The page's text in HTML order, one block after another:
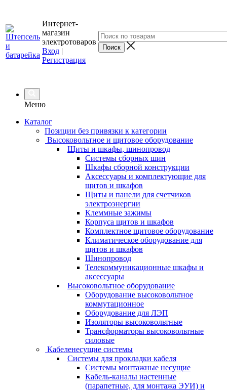
Интернет-
магазин
электротоваров
Вход |
Регистрация
Меню
Каталог
Позиции без привязки к категории
Высоковольтное и щитовое оборудование
Щиты и шкафы, шинопровод
Системы сборных шин
Шкафы сборной конструкции
Аксессуары и комплектующие для
щитов и шкафов
Щиты и панели для счетчиков
электроэнергии
Клеммные зажимы
Корпуса щитов и шкафов
Комплектное щитовое оборудование
Климатическое оборудование для
щитов и шкафов
Шинопровод
Телекоммуникационные шкафы и
аксессуары
Высоковольтное оборудование
Оборудование высоковольтное
коммутационное
Оборудование для ЛЭП
Изоляторы высоковольтные
Трансформаторы высоковольтные
силовые
Кабеленесущие системы
Системы для прокладки кабеля
Системы монтажные несущие
Кабель-каналы настенные
(парапетные, для монтажа ЭУИ) и